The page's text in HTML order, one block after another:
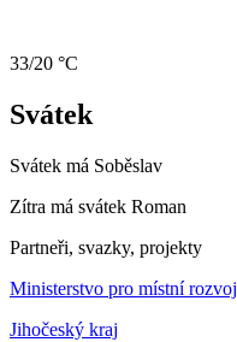
33/20 °C
Svátek
Svátek má Soběslav
Zítra má svátek Roman
Partneři, svazky, projekty
Ministerstvo pro místní rozvoj
Jihočeský kraj